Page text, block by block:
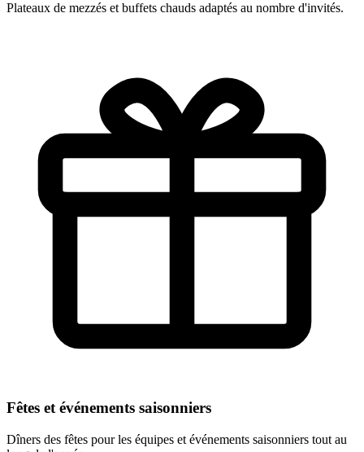
Plateaux de mezzés et buffets chauds adaptés au nombre d'invités.
Fêtes et événements saisonniers
Dîners des fêtes pour les équipes et événements saisonniers tout au